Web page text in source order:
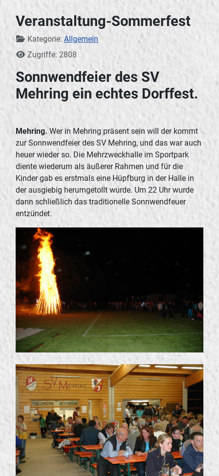
Veranstaltung-Sommerfest
DetailsKategorie: Allgemein
Zugriffe: 2808
Sonnwendfeier des SV
Mehring ein echtes Dorffest.
Mehring. Wer in Mehring präsent sein will der kommt
zur Sonnwendfeier des SV Mehring, und das war auch
heuer wieder so. Die Mehrzweckhalle im Sportpark
diente wiederum als äußerer Rahmen und für die
Kinder gab es erstmals eine Hüpfburg in der Halle in
der ausgiebig herumgetollt wurde. Um 22 Uhr wurde
dann schließlich das traditionelle Sonnwendfeuer
entzündet.